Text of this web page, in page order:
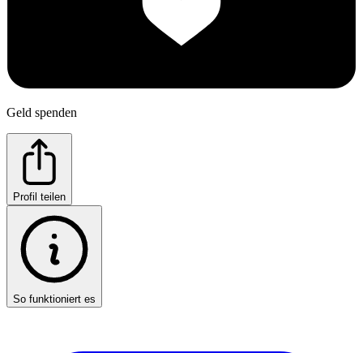
Geld spenden
Profil teilen
So funktioniert es